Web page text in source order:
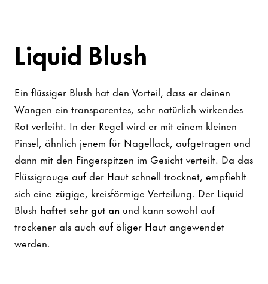
Liquid Blush
Ein flüssiger Blush hat den Vorteil, dass er deinen
Wangen ein transparentes, sehr natürlich wirkendes
Rot verleiht. In der Regel wird er mit einem kleinen
Pinsel, ähnlich jenem für Nagellack, aufgetragen und
dann mit den Fingerspitzen im Gesicht verteilt. Da das
Flüssigrouge auf der Haut schnell trocknet, empfiehlt
sich eine zügige, kreisförmige Verteilung. Der Liquid
Blush haftet sehr gut an und kann sowohl auf
trockener als auch auf öliger Haut angewendet
werden.